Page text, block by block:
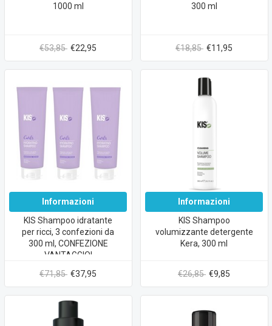
1000 ml
€53,85 €22,95
300 ml
€18,85 €11,95
Informazioni
KIS Shampoo idratante
per ricci, 3 confezioni da
300 ml, CONFEZIONE
VANTAGGIO!
€71,85 €37,95
Informazioni
KIS Shampoo
volumizzante detergente
Kera, 300 ml
€26,85 €9,85